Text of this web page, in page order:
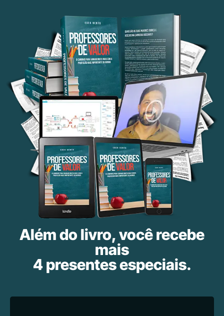
Além do livro, você recebe
mais
4 presentes especiais.